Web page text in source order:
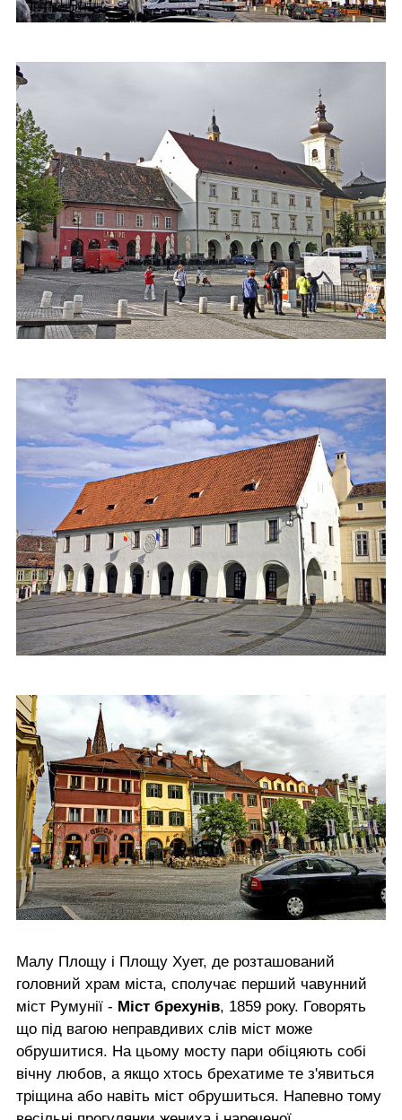
Малу Площу і Площу Хует, де розташований
головний храм міста, сполучає перший чавунний
міст Румунії - Міст брехунів, 1859 року. Говорять
що під вагою неправдивих слів міст може
обрушитися. На цьому мосту пари обіцяють собі
вічну любов, а якщо хтось брехатиме те з'явиться
тріщина або навіть міст обрушиться. Напевно тому